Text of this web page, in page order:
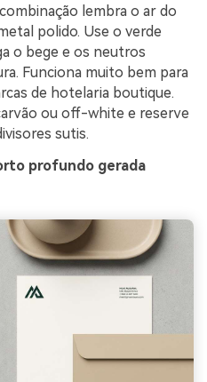
lembra o ar do
polido. Use o verde
o bege e os neutros
Funciona muito bem para
de hotelaria boutique.
ou off-white e reserve
sutis.
profundo gerada